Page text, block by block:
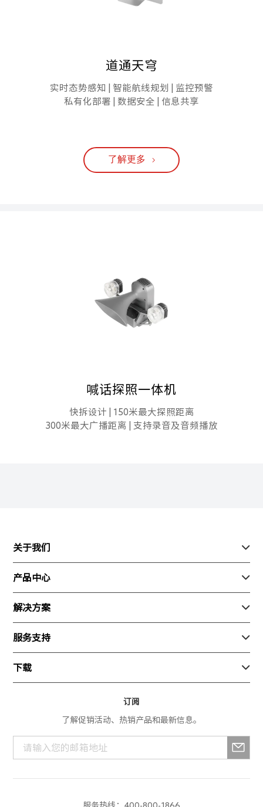
道通天穹
实时态势感知 | 智能航线规划 | 监控预警
私有化部署 | 数据安全 | 信息共享
了解更多
喊话探照一体机
快拆设计 | 150米最大探照距离
300米最大广播距离 | 支持录音及音频播放
关于我们 
关于我们
联系我们
产品中心 
行业产品
消费产品
解决方案 
安防
巡检
服务支持 
随心飞
服务进度查询
解禁申请
下载 
行业产品
消费产品
生态产品
订阅
了解促销活动、热销产品和最新信息。
服务热线：400-800-1866